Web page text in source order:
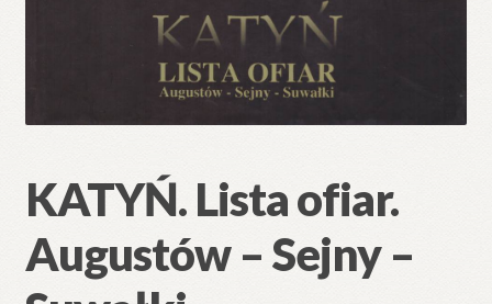
KATYŃ. Lista ofiar.
Augustów – Sejny –